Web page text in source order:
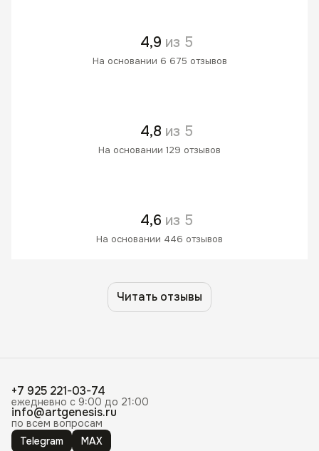
4,9 из 5
На основании 6 675 отзывов
4,8 из 5
На основании 129 отзывов
4,6 из 5
На основании 446 отзывов
Читать отзывы
+7 925 221-03-74
ежедневно с 9:00 до 21:00
info@artgenesis.ru
по всем вопросам
Telegram
MAX